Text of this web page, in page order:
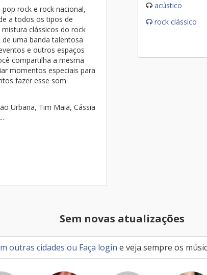
rock e rock nacional,
a todos os tipos de
clássicos do rock
uma banda talentosa
e outros espaços
compartilha a mesma
momentos especiais para
fazer esse som
Urbana, Tim Maia, Cássia
acústico
rock clássico
Sem novas atualizações
outras cidades ou Faça login e veja sempre os